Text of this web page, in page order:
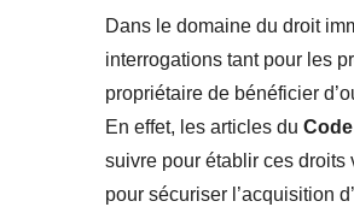
Dans le domaine du droit
interrogations tant pour les
propriétaire de bénéficier
En effet, les articles du
suivre pour établir ces droits
pour sécuriser l’acquisition